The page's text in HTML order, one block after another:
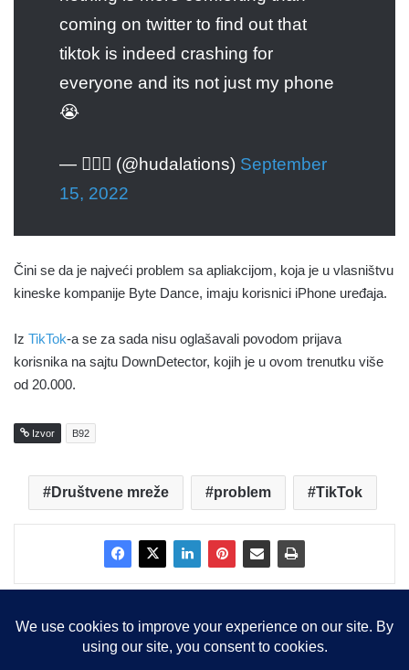
coming on twitter to find out that
tiktok is indeed crashing for
everyone and its not just my phone
😭
— 🧚🏾‍♀️ (@hudalations) September
15, 2022
Čini se da je najveći problem sa apliakcijom, koja je u vlasništvu
kineske kompanije Byte Dance, imaju korisnici iPhone uređaja.
Iz TikTok-a se za sada nisu oglašavali povodom prijava
korisnika na sajtu DownDetector, kojih je u ovom trenutku više
od 20.000.
Izvor B92
Društvene mreže problem TikTok
Copyright © 2015-2025, Sva prava zadržana | LBS Team d.o.o.